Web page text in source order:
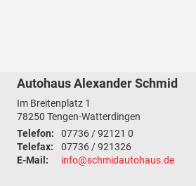
Autohaus Alexander Schmid
Im Breitenplatz 1
78250 Tengen-Watterdingen
Telefon:
07736 / 92121 0
Telefax:
07736 / 921326
E-Mail:
info@schmidautohaus.de